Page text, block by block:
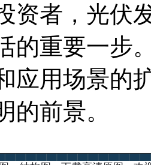
资者，光伏
的重要一步
应用场景的
的前景。